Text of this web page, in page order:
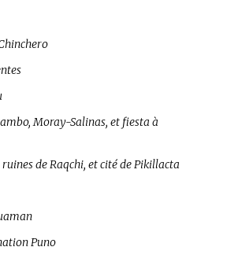
Moray-Salinas, et fiesta à
de Raqchi, et cité de Pikillacta
Puno